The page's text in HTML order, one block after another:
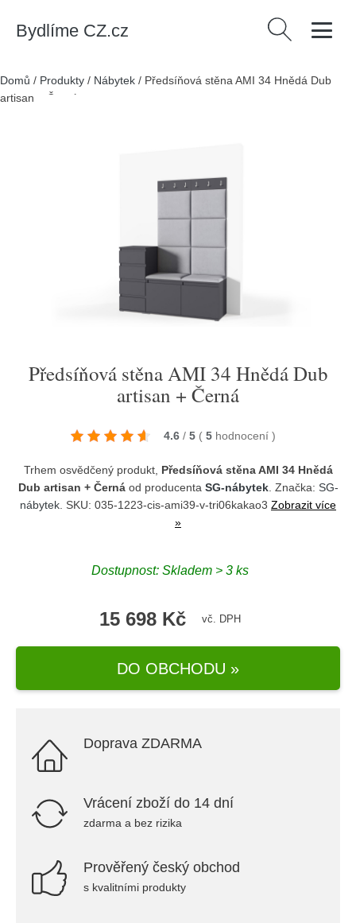
Bydlíme CZ.cz Vyhledávání
Domů / Produkty / Nábytek / Předsíňová stěna AMI 34 Hnědá Dub
artisan + Černá
Předsíňová stěna AMI 34 Hnědá Dub
artisan + Černá
4.6 / 5 ( 5 hodnocení )
Trhem osvědčený produkt, Předsíňová stěna AMI 34 Hnědá
Dub artisan + Černáod producenta SG-nábytek. Značka: SG-
nábytek . SKU: 035-1223-cis-ami39-v-tri06kakao3 Zobrazit více
»
Dostupnost: Skladem > 3 ks
15 698 Kč vč. DPH
DO OBCHODU »
Doprava ZDARMA
Vrácení zboží do 14 dní
zdarma a bez rizika
Prověřený český obchod
s kvalitními produkty